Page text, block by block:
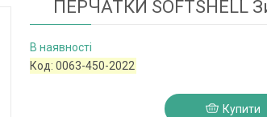
ПЕРЧАТКИ SOFTSHELL
В наявності
Код:0063-450-2022
Купити